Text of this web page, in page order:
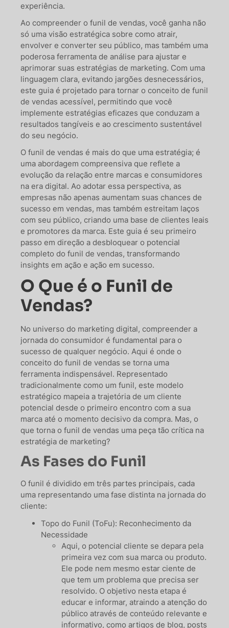
experiência.
Ao compreender o funil de vendas, você ganha não
só uma visão estratégica sobre como atrair,
envolver e converter seu público, mas também uma
poderosa ferramenta de análise para ajustar e
aprimorar suas estratégias de marketing. Com uma
linguagem clara, evitando jargões desnecessários,
este guia é projetado para tornar o conceito de funil
de vendas acessível, permitindo que você
implemente estratégias eficazes que conduzam a
resultados tangíveis e ao crescimento sustentável
do seu negócio.
O funil de vendas é mais do que uma estratégia; é
uma abordagem compreensiva que reflete a
evolução da relação entre marcas e consumidores
na era digital. Ao adotar essa perspectiva, as
empresas não apenas aumentam suas chances de
sucesso em vendas, mas também estreitam laços
com seu público, criando uma base de clientes leais
e promotores da marca. Este guia é seu primeiro
passo em direção a desbloquear o potencial
completo do funil de vendas, transformando
insights em ação e ação em sucesso.
O Que é o Funil de
Vendas?
No universo do marketing digital, compreender a
jornada do consumidor é fundamental para o
sucesso de qualquer negócio. Aqui é onde o
conceito do funil de vendas se torna uma
ferramenta indispensável. Representado
tradicionalmente como um funil, este modelo
estratégico mapeia a trajetória de um cliente
potencial desde o primeiro encontro com a sua
marca até o momento decisivo da compra. Mas, o
que torna o funil de vendas uma peça tão crítica na
estratégia de marketing?
As Fases do Funil
O funil é dividido em três partes principais, cada
uma representando uma fase distinta na jornada do
cliente:
Topo do Funil (ToFu): Reconhecimento da
Necessidade
Aqui, o potencial cliente se depara pela
primeira vez com sua marca ou produto.
Ele pode nem mesmo estar ciente de
que tem um problema que precisa ser
resolvido. O objetivo nesta etapa é
educar e informar, atraindo a atenção do
público através de conteúdo relevante e
informativo, como artigos de blog, posts